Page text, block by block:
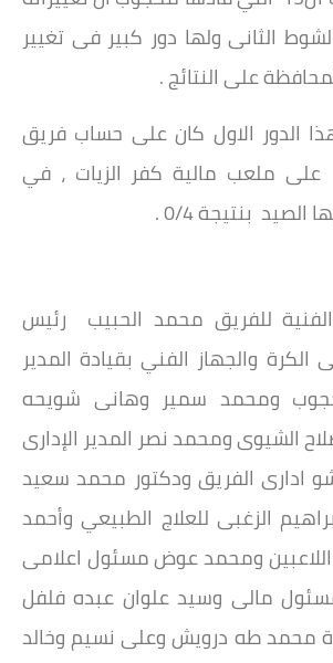
الثانى ولها دور كبير فى تغيير
على النتائج .
الدور الاول كان على حساب فريق
ملعب مالية كفر الزيات ، في
الصيد بنتيجة 0/4 .
الفنية للفريق محمد الحبيب رئيس
الكرة والجهاز الفني بقيادة المدير
ومحمد سمير وهانى شويحه
الشيوى ومحمد نصر المدير الإدارى
ادارى الفريق ودكتور محمد سعيد
الزغبى للعلاج الطبيعي وأحمد
ومحمد عوض مسئول اعلامى
مالى وسيد علوان عبده فلفل
محمد طه درويش وعلى نسيم وخالد